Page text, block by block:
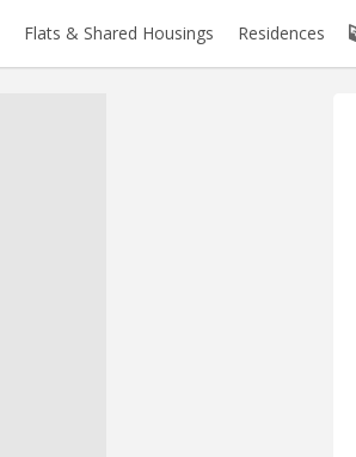
Flats & Shared Housings Residences